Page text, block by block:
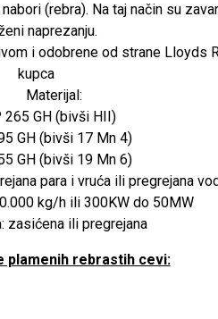
(rebra). Na taj način su
naprezanju.
i odobrene od strane Lloyds
kupca
Materijal:
265 GH (bivši HII)
GH (bivši 17 Mn 4)
GH (bivši 19 Mn 6)
para i vruća ili pregrejana
kg/h ili 300KW do 50MW
zasićena ili pregrejana
plamenih rebrastih cevi: